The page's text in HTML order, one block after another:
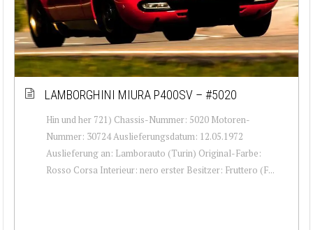
LAMBORGHINI MIURA P400SV – #5020
Hin und her 721) Chassis-Nummer: 5020 Motoren-
Nummer: 30724 Auslieferungsdatum: 12.05.1972
Auslieferung an: Lamborauto (Turin) Original-Farbe:
Rosso Corsa Interieur: nero erster Besitzer: Fruttero (F...